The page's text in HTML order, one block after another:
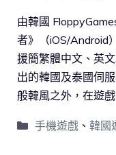
由韓國
者》（iOS/Android
援簡繁體中文、英
出的韓國及泰國伺
般韓風之外，在遊
手機遊戲、 韓國